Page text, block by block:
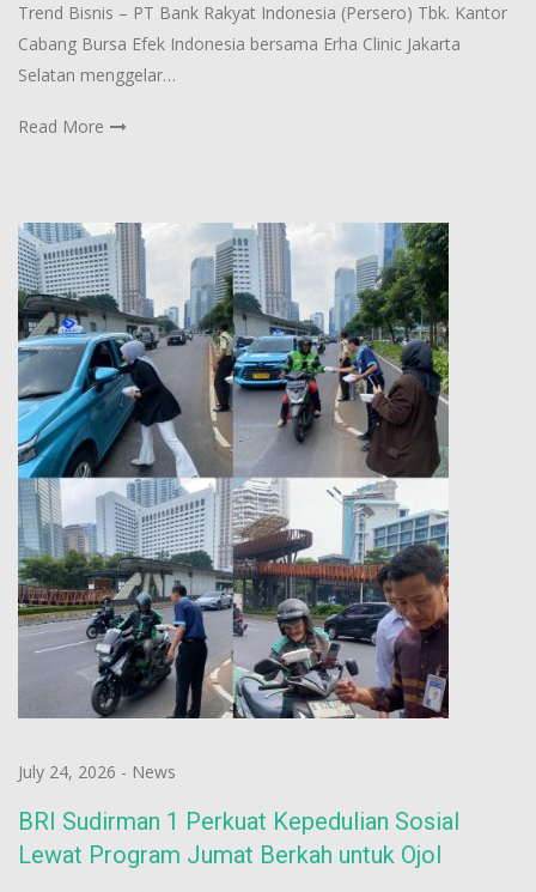
Trend Bisnis – PT Bank Rakyat Indonesia (Persero) Tbk. Kantor
Cabang Bursa Efek Indonesia bersama Erha Clinic Jakarta
Selatan menggelar…
Read More
July 24, 2026 - News
BRI Sudirman 1 Perkuat Kepedulian Sosial
Lewat Program Jumat Berkah untuk Ojol